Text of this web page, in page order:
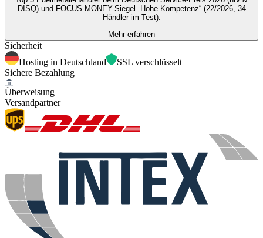
DISQ) und FOCUS-MONEY-Siegel „Hohe Kompetenz“ (22/2026, 34
Händler im Test).
Mehr erfahren
Sicherheit
Hosting in Deutschland
SSL verschlüsselt
Sichere Bezahlung
Überweisung
Versandpartner